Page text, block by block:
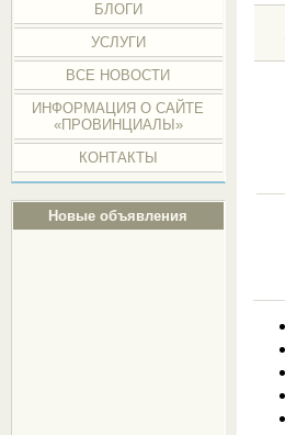
БЛОГИ
УСЛУГИ
ВСЕ НОВОСТИ
ИНФОРМАЦИЯ О САЙТЕ
«ПРОВИНЦИАЛЫ»
КОНТАКТЫ
Новые объявления